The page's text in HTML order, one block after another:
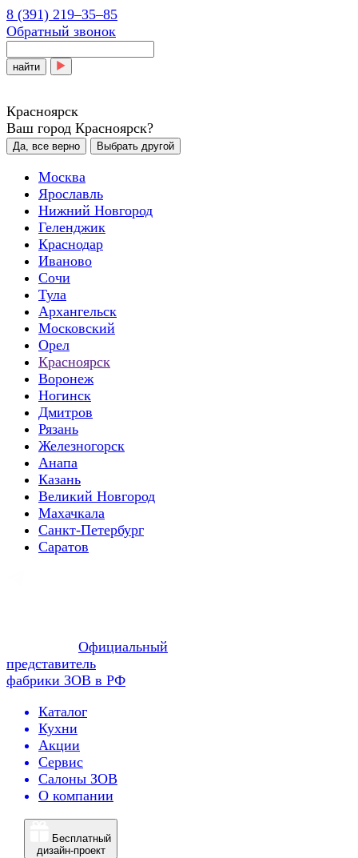
8 (391) 219‒35‒85
Обратный звонок
найти
Красноярск
Ваш город Красноярск?
Да, все верно Выбрать другой
Москва
Ярославль
Нижний Новгород
Геленджик
Краснодар
Иваново
Сочи
Тула
Архангельск
Московский
Орел
Красноярск
Воронеж
Ногинск
Дмитров
Рязань
Железногорск
Анапа
Казань
Великий Новгород
Махачкала
Санкт-Петербург
Саратов
Официальный
представитель
фабрики ЗОВ в РФ
Каталог
Кухни
Акции
Сервис
Салоны ЗОВ
О компании
Бесплатный
дизайн-проект